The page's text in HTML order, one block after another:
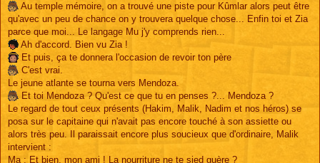
Au temple mémoire, on a trouvé une piste pour Kûmlar alors peut être
qu'avec un peu de chance on y trouvera quelque chose... Enfin toi et Zia
parce que moi... Le langage Mu j'y comprends rien...
Ah d'accord. Bien vu Zia !
Et puis, ça te donnera l'occasion de revoir ton père
C'est vrai.
Le jeune atlante se tourna vers Mendoza.
Et toi Mendoza ? Qu'est ce que tu en penses ?... Mendoza ?
Le regard de tout ceux présents (Hakim, Malik, Nadim et nos héros) se
posa sur le capitaine qui n'avait pas encore touché à son assiette ou
alors très peu. Il paraissait encore plus soucieux que d'ordinaire, Malik
intervient :
Ma : Et bien, mon ami ! La nourriture ne te sied guère ?